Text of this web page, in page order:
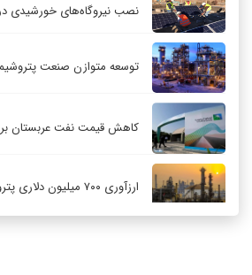
نصب نیروگاه‌های خورشیدی در ۳۰ مدرسه شهر
توسعه متوازن صنعت
کاهش قیمت نفت عربستان
ارزآوری ۷۰۰ میلیون دلاری پتروشیمی بندر امام